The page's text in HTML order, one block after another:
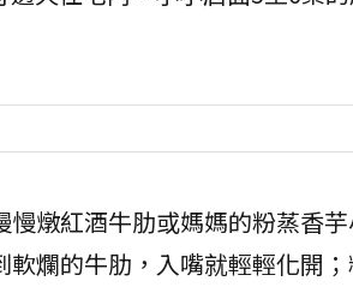
燉紅酒牛肋或媽媽的粉蒸香
爛的牛肋，入嘴就輕輕化開